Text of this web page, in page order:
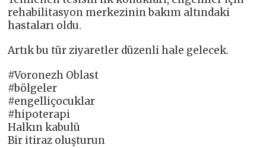
rehabilitasyon merkezinin bakım altındaki
hastaları oldu.
Artık bu tür ziyaretler düzenli hale gelecek.
#Voronezh Oblast
#bölgeler
#engelliçocuklar
#hipoterapi
Halkın kabulü
Bir itiraz oluşturun